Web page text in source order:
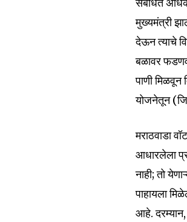
मुख्यमंत्री
देऊन त्याचे
बळावर
पाणी मिळवून
योजनेतून
मराठवाडा
आधारलेला
नाही; तो
पाहायला
आहे. दरम्यान,